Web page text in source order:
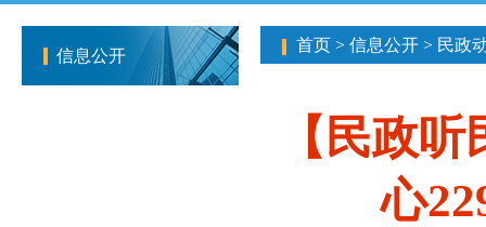
信息公开
首页 > 信息公开 > 民政
【民政
心